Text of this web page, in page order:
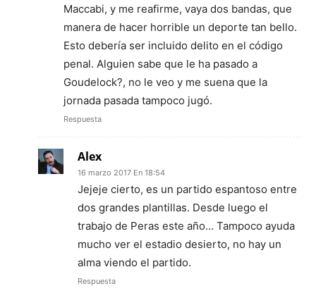
Maccabi, y me reafirme, vaya dos bandas, que
manera de hacer horrible un deporte tan bello.
Esto debería ser incluido delito en el código
penal. Alguien sabe que le ha pasado a
Goudelock?, no le veo y me suena que la
jornada pasada tampoco jugó.
Respuesta
Alex
16 marzo 2017 En 18:54
Jejeje cierto, es un partido espantoso entre
dos grandes plantillas. Desde luego el
trabajo de Peras este año… Tampoco ayuda
mucho ver el estadio desierto, no hay un
alma viendo el partido.
Respuesta